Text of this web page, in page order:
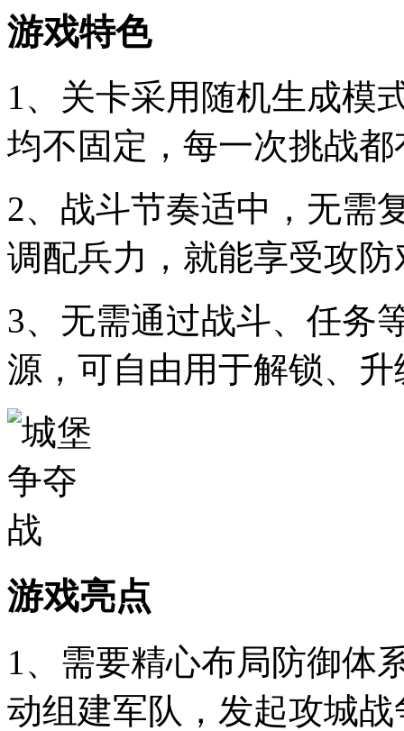
游戏特色
1、关卡采用随机生成模
均不固定，每一次挑战
2、战斗节奏适中，无需
调配兵力，就能享受攻
3、无需通过战斗、任务
源，可自由用于解锁、
游戏亮点
1、需要精心布局防御体
动组建军队，发起攻城